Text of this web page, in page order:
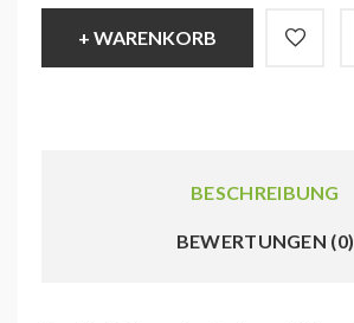
+ WARENKORB
BESCHREIBUNG
BEWERTUNGEN (0)